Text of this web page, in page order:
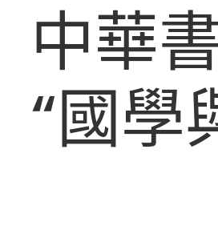
中華
“國學